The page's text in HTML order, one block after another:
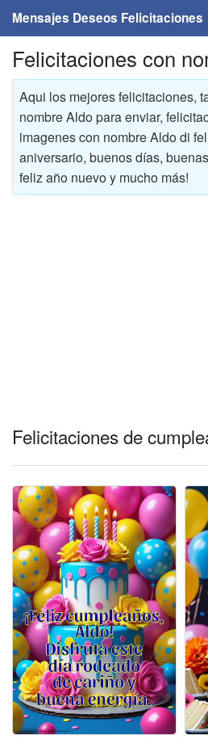
Mensajes Deseos Felicitaciones
Home
Mensajes
Felicitaciones
Felicitaciones con nombres
Entrar
Felicitaciones con
Aqui los mejores felicitaciones,
nombre Aldo para enviar,
imagenes con nombre Aldo di
aniversario, buenos días,
feliz año nuevo y mucho más!
Felicitaciones de